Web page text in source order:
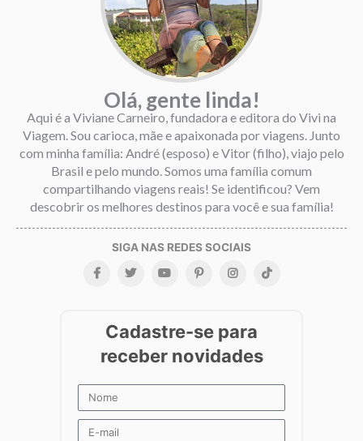
Olá, gente linda!
Aqui é a Viviane Carneiro, fundadora e editora do Vivi na
Viagem. Sou carioca, mãe e apaixonada por viagens. Junto
com minha família: André (esposo) e Vitor (filho), viajo pelo
Brasil e pelo mundo. Somos uma família comum
compartilhando viagens reais! Se identificou? Vem
descobrir os melhores destinos para você e sua família!